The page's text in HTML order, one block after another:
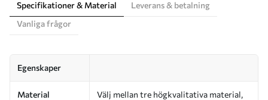
Specifikationer & Material
Leverans & betalning
Vanliga frågor
Egenskaper
Material
Välj mellan tre högkvalitativa material,